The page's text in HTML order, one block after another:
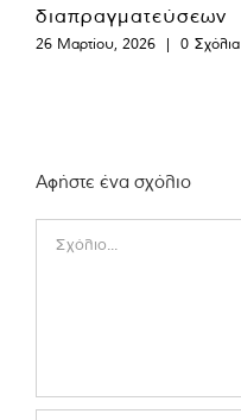
διαπραγματεύσεων
26 Μαρτίου, 2026 | 0 Σχόλια
Αφήστε ένα σχόλιο